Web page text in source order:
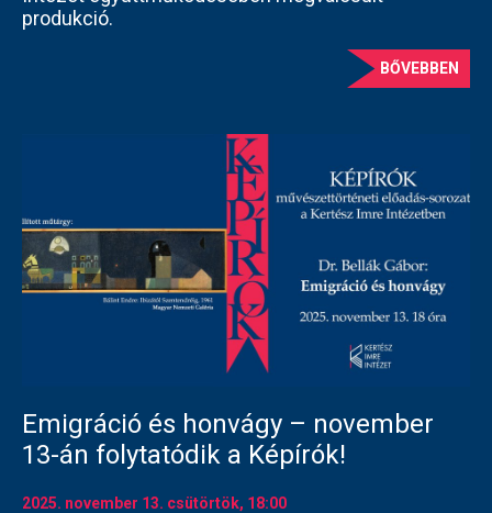
produkció.
BŐVEBBEN
Emigráció és honvágy – november
13-án folytatódik a Képírók!
2025. november 13. csütörtök, 18:00